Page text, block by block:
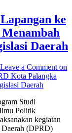
ke
Daerah
Leave a Comment on
Kota Palangka
Daerah
Studi
Politik
kegiatan
(DPRD)